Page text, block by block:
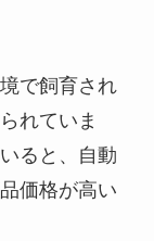
る？人気
く買える
！
で飼育され
れていま
ると、自動
価格が高い